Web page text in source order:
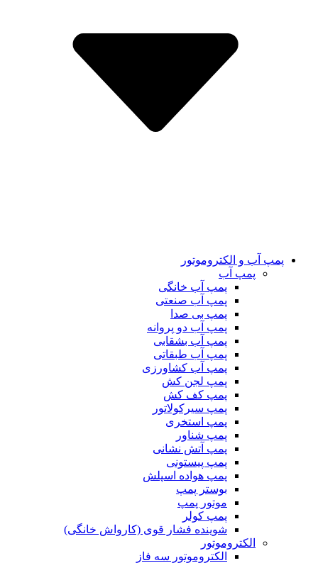
پمپ آب و الکتروموتور
پمپ آب
پمپ آب خانگی
پمپ آب صنعتی
پمپ بی صدا
پمپ آب دو پروانه
پمپ آب بشقابی
پمپ آب طبقاتی
پمپ آب کشاورزی
پمپ لجن کش
پمپ کف کش
پمپ سیرکولاتور
پمپ استخری
پمپ شناور
پمپ آتش نشانی
پمپ پیستونی
پمپ هواده اسپلش
بوستر پمپ
موتور پمپ
پمپ کولر
شوینده فشار قوی (کارواش خانگی)
الکتروموتور
الکتروموتور سه فاز